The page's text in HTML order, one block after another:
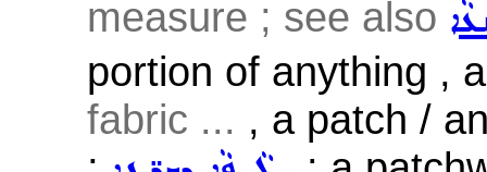
measure ; see also
portion of anything ,
fabric ... , a patch /